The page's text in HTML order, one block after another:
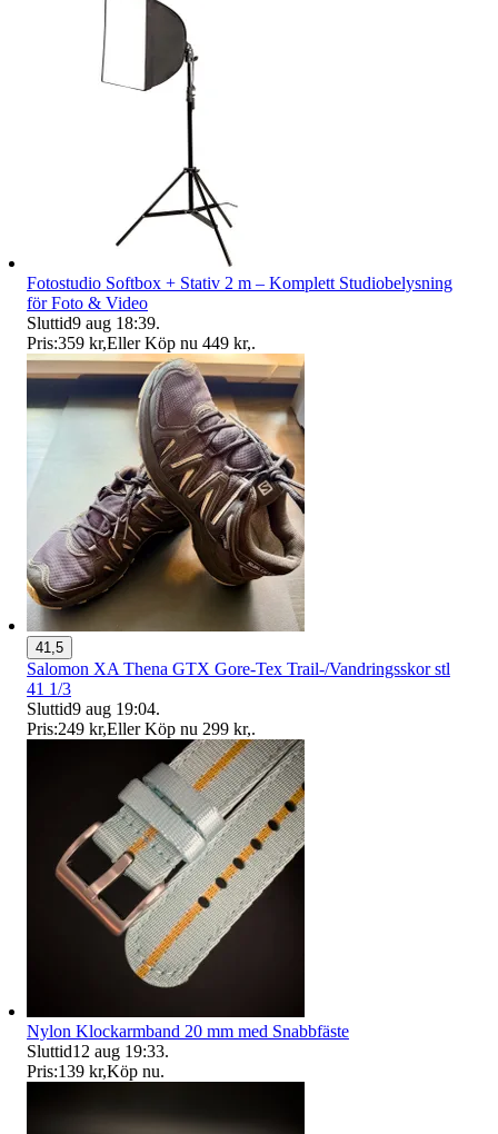
Fotostudio Softbox + Stativ 2 m – Komplett Studiobelysning
för Foto & Video
Sluttid9 aug 18:39.
Pris:359 kr,Eller Köp nu 449 kr,.
41,5
Salomon XA Thena GTX Gore-Tex Trail-/Vandringsskor stl
41 1/3
Sluttid9 aug 19:04.
Pris:249 kr,Eller Köp nu 299 kr,.
Nylon Klockarmband 20 mm med Snabbfäste
Sluttid12 aug 19:33.
Pris:139 kr,Köp nu.